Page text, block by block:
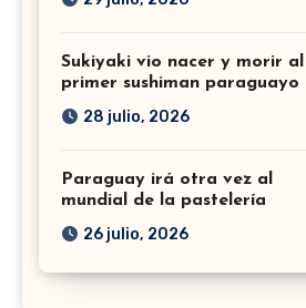
Sukiyaki vio nacer y morir al
primer sushiman paraguayo
28 julio, 2026
Paraguay irá otra vez al
mundial de la pastelería
26 julio, 2026